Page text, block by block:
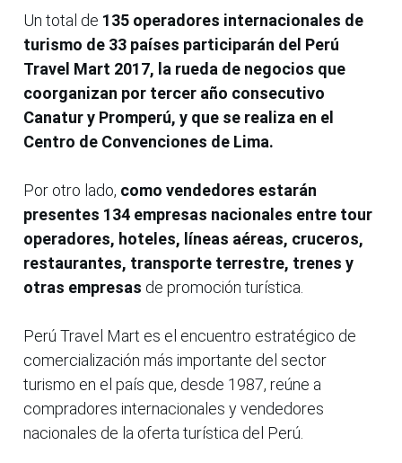
Un total de 135 operadores internacionales de
turismo de 33 países participarán del Perú
Travel Mart 2017, la rueda de negocios que
coorganizan por tercer año consecutivo
Canatur y Promperú, y que se realiza en el
Centro de Convenciones de Lima.
Por otro lado, como vendedores estarán
presentes 134 empresas nacionales entre tour
operadores, hoteles, líneas aéreas, cruceros,
restaurantes, transporte terrestre, trenes y
otras empresas de promoción turística.
Perú Travel Mart es el encuentro estratégico de
comercialización más importante del sector
turismo en el país que, desde 1987, reúne a
compradores internacionales y vendedores
nacionales de la oferta turística del Perú.